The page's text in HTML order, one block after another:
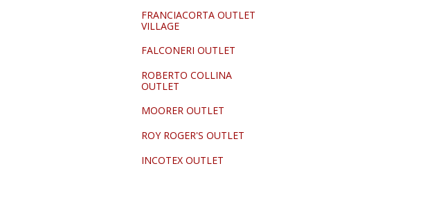
FRANCIACORTA OUTLET
VILLAGE
FALCONERI OUTLET
ROBERTO COLLINA
OUTLET
MOORER OUTLET
ROY ROGER'S OUTLET
INCOTEX OUTLET